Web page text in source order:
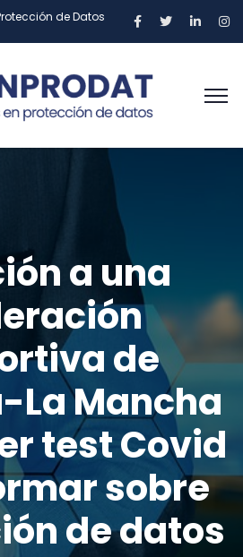
de Datos
a una
de
La Mancha
test Covid
sobre
de datos